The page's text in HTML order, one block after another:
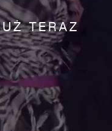
TERAZ